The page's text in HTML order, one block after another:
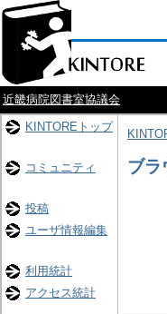
近畿病院図書室協議会
KINTOREトップ
コミュニティ
投稿
ユーザ情報編集
利用統計
アクセス統計
ブラ